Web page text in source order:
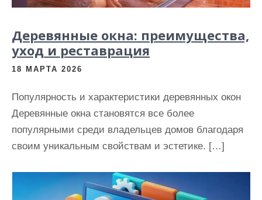
Деревянные окна: преимущества,
уход и реставрация
18 МАРТА 2026
Популярность и характеристики деревянных окон
Деревянные окна становятся все более
популярными среди владельцев домов благодаря
своим уникальным свойствам и эстетике. […]